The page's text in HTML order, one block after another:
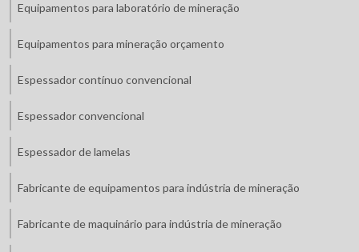
Equipamentos para laboratório de mineração
Equipamentos para mineração orçamento
Espessador contínuo convencional
Espessador convencional
Espessador de lamelas
Fabricante de equipamentos para indústria de mineração
Fabricante de maquinário para indústria de mineração